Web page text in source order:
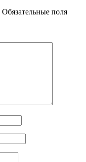
Обязательные поля